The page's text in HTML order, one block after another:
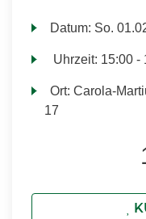
Datum: So.
Uhrzeit: 15:00 -
Ort:Carola-
17